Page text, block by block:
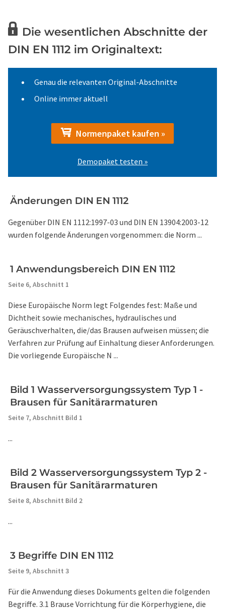
Die wesentlichen Abschnitte der
DIN EN 1112 im Originaltext:
Genau die relevanten Original-Abschnitte
Online immer aktuell
Normenpaket kaufen »
Demopaket testen »
Änderungen DIN EN 1112
Gegenüber DIN EN 1112:1997-03 und DIN EN 13904:2003-12
wurden folgende Änderungen vorgenommen: die Norm ...
1 Anwendungsbereich DIN EN 1112
Seite 6, Abschnitt 1
Diese Europäische Norm legt Folgendes fest: Maße und
Dichtheit sowie mechanisches, hydraulisches und
Geräuschverhalten, die/das Brausen aufweisen müssen; die
Verfahren zur Prüfung auf Einhaltung dieser Anforderungen.
Die vorliegende Europäische N ...
Bild 1 Wasserversorgungssystem Typ 1 -
Brausen für Sanitärarmaturen
Seite 7, Abschnitt Bild 1
...
Bild 2 Wasserversorgungssystem Typ 2 -
Brausen für Sanitärarmaturen
Seite 8, Abschnitt Bild 2
...
3 Begriffe DIN EN 1112
Seite 9, Abschnitt 3
Für die Anwendung dieses Dokuments gelten die folgenden
Begriffe. 3.1 Brause Vorrichtung für die Körperhygiene, die